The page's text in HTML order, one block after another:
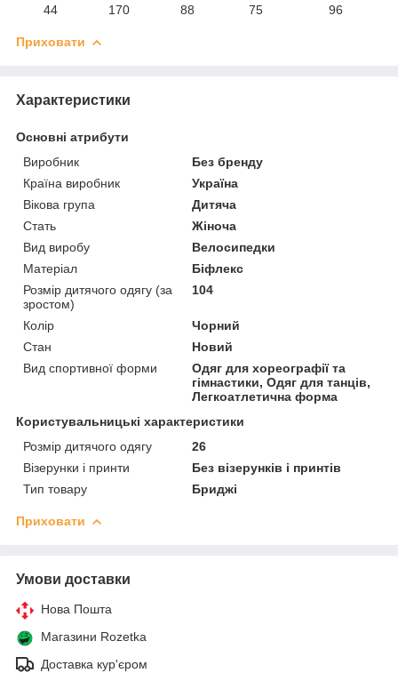
44 170 88 75 96
Приховати
Характеристики
Основні атрибути
Виробник
Без бренду
Країна виробник
Україна
Вікова група
Дитяча
Стать
Жіноча
Вид виробу
Велосипедки
Матеріал
Біфлекс
Розмір дитячого одягу (за
зростом)
104
Колір
Чорний
Стан
Новий
Вид спортивної форми
Одяг для хореографії та
гімнастики, Одяг для танців,
Легкоатлетична форма
Користувальницькі характеристики
Розмір дитячого одягу
26
Візерунки і принти
Без візерунків і принтів
Тип товару
Бриджі
Приховати
Умови доставки
Нова Пошта
Магазини Rozetka
Доставка кур'єром